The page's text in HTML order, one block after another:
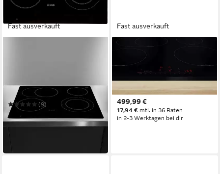
Fast ausverkauft
4 Anzahl Kochzonen
flächenbündig
Rahmen
(9)
449,00 €
1.234,00 €
16,11 €mtl. in 36 Raten
Fast ausverkauft
Induktions-Kochfeld
PIF651HC1E
Anzahl Kochzonen
Bedienelemente
499,99 €
17,94 € mtl. in 36 Raten
in 2-3 Werktagen bei dir